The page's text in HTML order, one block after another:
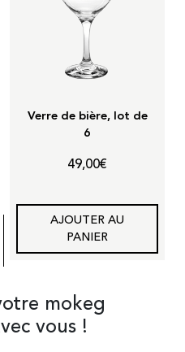
Verre de bière, lot de
6
49,00€
AJOUTER AU
PANIER
mokeg
vous !